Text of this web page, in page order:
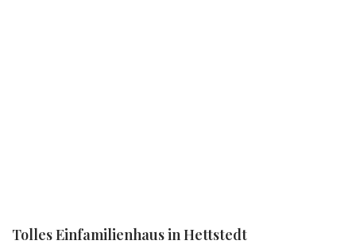
Tolles Einfamilienhaus in Hettstedt